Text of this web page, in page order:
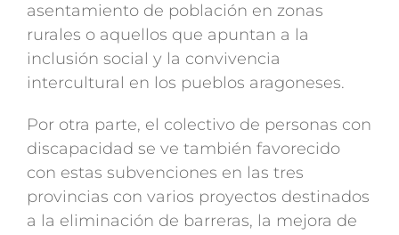
asentamiento de población en zonas
rurales o aquellos que apuntan a la
inclusión social y la convivencia
intercultural en los pueblos aragoneses.
Por otra parte, el colectivo de personas con
discapacidad se ve también favorecido
con estas subvenciones en las tres
provincias con varios proyectos destinados
a la eliminación de barreras, la mejora de